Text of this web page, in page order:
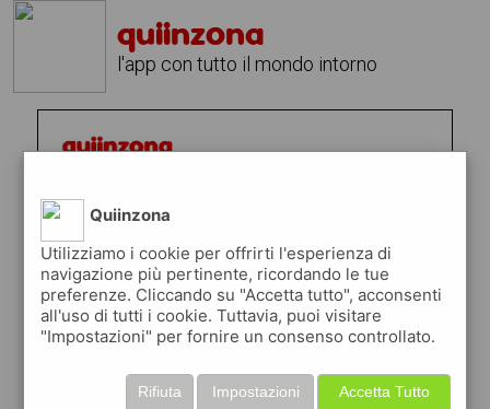
quiinzona
l'app con tutto il mondo intorno
Quiinzona
Utilizziamo i cookie per offrirti l'esperienza di
navigazione più pertinente, ricordando le tue
preferenze. Cliccando su "Accetta tutto", acconsenti
all'uso di tutti i cookie. Tuttavia, puoi visitare
"Impostazioni" per fornire un consenso controllato.
Accetta Tutto
Impostazioni
Rifiuta